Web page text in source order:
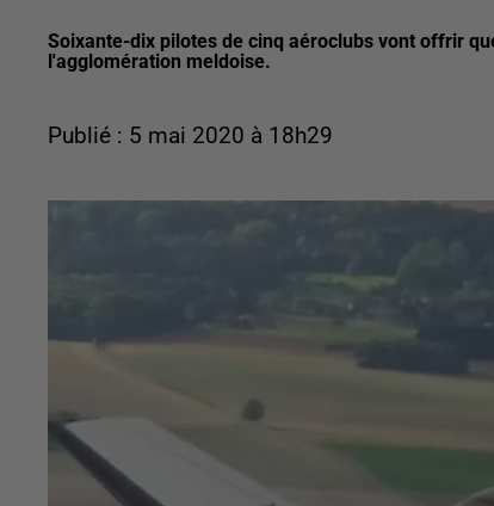
Soixante-dix pilotes de cinq aéroclubs vont offrir
l'agglomération meldoise.
Publié : 5 mai 2020 à 18h29